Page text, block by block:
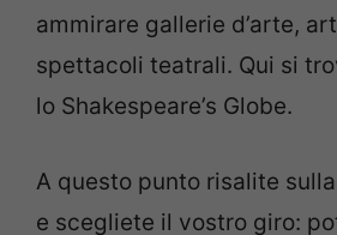
ammirare gallerie d’arte,
spettacoli teatrali. Qui si
lo Shakespeare’s Globe.
A questo punto risalite
e scegliete il vostro giro: